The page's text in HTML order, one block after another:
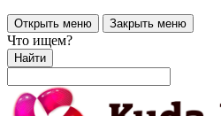
Открыть меню Закрыть меню
Что ищем?
Найти